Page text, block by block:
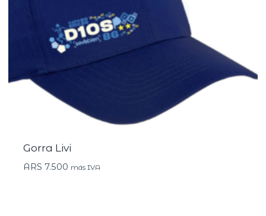
Gorra Livi
ARS 7.500 más IVA